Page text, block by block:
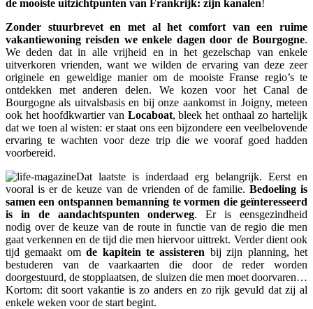
de mooiste uitzichtpunten van Frankrijk: zijn kanalen!
Zonder stuurbrevet en met al het comfort van een ruime
vakantiewoning reisden we enkele dagen door de Bourgogne.
We deden dat in alle vrijheid en in het gezelschap van enkele
uitverkoren vrienden, want we wilden de ervaring van deze zeer
originele en geweldige manier om de mooiste Franse regio’s te
ontdekken met anderen delen. We kozen voor het Canal de
Bourgogne als uitvalsbasis en bij onze aankomst in Joigny, meteen
ook het hoofdkwartier van Locaboat, bleek het onthaal zo hartelijk
dat we toen al wisten: er staat ons een bijzondere een veelbelovende
ervaring te wachten voor deze trip die we vooraf goed hadden
voorbereid.
Dat laatste is inderdaad erg belangrijk. Eerst en
vooral is er de keuze van de vrienden of de familie. Bedoeling is
samen een ontspannen bemanning te vormen die geïnteresseerd
is in de aandachtspunten onderweg. Er is eensgezindheid
nodig over de keuze van de route in functie van de regio die men
gaat verkennen en de tijd die men hiervoor uittrekt. Verder dient ook
tijd gemaakt omde kapitein te assisteren bij zijn planning, het
bestuderen van de vaarkaarten die door de reder worden
doorgestuurd, de stopplaatsen, de sluizen die men moet doorvaren…
Kortom: dit soort vakantie is zo anders en zo rijk gevuld dat zij al
enkele weken voor de start begint.